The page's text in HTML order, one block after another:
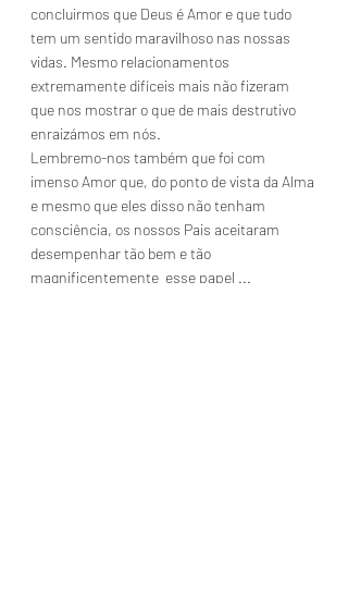
concluirmos que Deus é Amor e que tudo
tem um sentido maravilhoso nas nossas
vidas. Mesmo relacionamentos
extremamente difíceis mais não fizeram
que nos mostrar o que de mais destrutivo
enraizámos em nós.
Lembremo-nos também que foi com
imenso Amor que, do ponto de vista da Alma
e mesmo que eles disso não tenham
consciência, os nossos Pais aceitaram
desempenhar tão bem e tão
magnificentemente  esse papel ...